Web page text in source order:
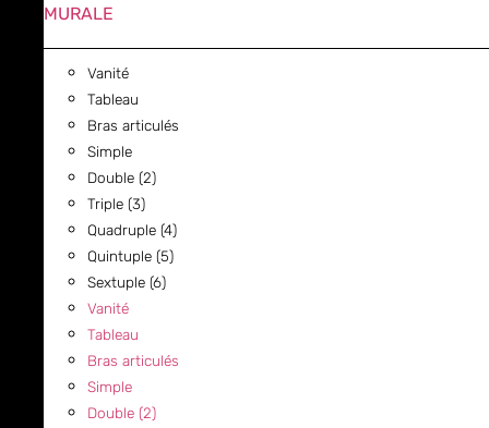
MURALE
Vanité
Tableau
Bras articulés
Simple
Double (2)
Triple (3)
Quadruple (4)
Quintuple (5)
Sextuple (6)
Vanité
Tableau
Bras articulés
Simple
Double (2)